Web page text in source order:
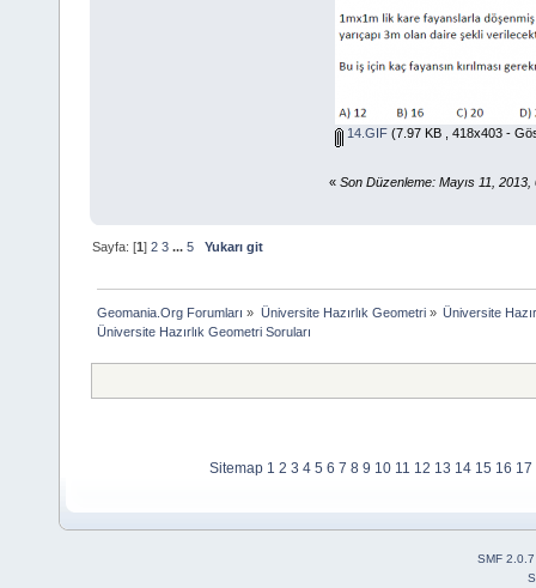
14.GIF(7.97 KB , 418x403 -
« Son Düzenleme: Mayıs 11,
Sayfa: [1]2 3 ...5 Yukarı git
Geomania.Org Forumları » Üniversite Hazırlık Geometri» Üniversite
Üniversite Hazırlık Geometri Soruları
Sitemap 1 2 3 4 5 6 7 8 9 10 11 12 13 14 15 16 17
SMF 2.0.7